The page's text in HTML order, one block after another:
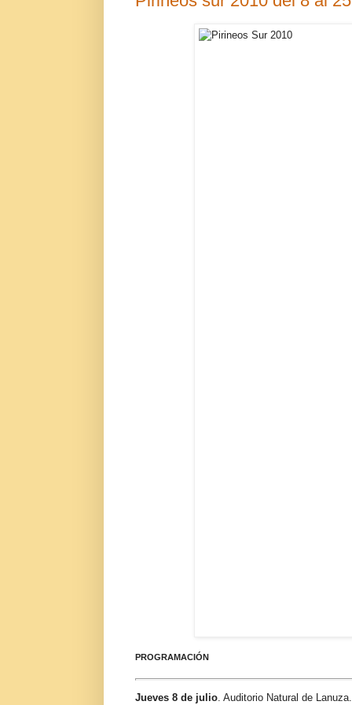
PROGRAMACIÓN
Jueves 8 de julio . Auditorio Natural de